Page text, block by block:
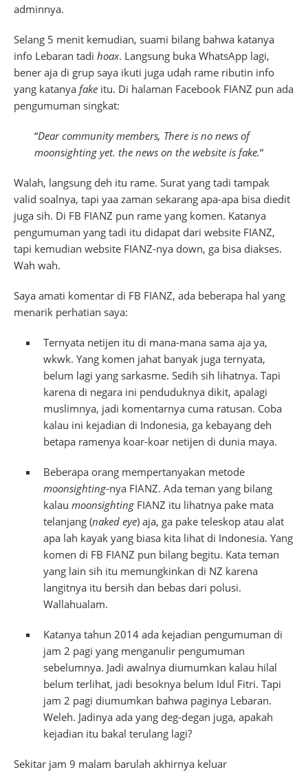
adminnya.
Selang 5 menit kemudian, suami bilang bahwa katanya
info Lebaran tadi hoax. Langsung buka WhatsApp lagi,
bener aja di grup saya ikuti juga udah rame ributin info
yang katanya fake itu. Di halaman Facebook FIANZ pun ada
pengumuman singkat:
“Dear community members, There is no news of
moonsighting yet. the news on the website is fake.“
Walah, langsung deh itu rame. Surat yang tadi tampak
valid soalnya, tapi yaa zaman sekarang apa-apa bisa diedit
juga sih. Di FB FIANZ pun rame yang komen. Katanya
pengumuman yang tadi itu didapat dari website FIANZ,
tapi kemudian website FIANZ-nya down, ga bisa diakses.
Wah wah.
Saya amati komentar di FB FIANZ, ada beberapa hal yang
menarik perhatian saya:
Ternyata netijen itu di mana-mana sama aja ya,
wkwk. Yang komen jahat banyak juga ternyata,
belum lagi yang sarkasme. Sedih sih lihatnya. Tapi
karena di negara ini penduduknya dikit, apalagi
muslimnya, jadi komentarnya cuma ratusan. Coba
kalau ini kejadian di Indonesia, ga kebayang deh
betapa ramenya koar-koar netijen di dunia maya.
Beberapa orang mempertanyakan metode
moonsighting-nya FIANZ. Ada teman yang bilang
kalau moonsighting FIANZ itu lihatnya pake mata
telanjang (naked eye) aja, ga pake teleskop atau alat
apa lah kayak yang biasa kita lihat di Indonesia. Yang
komen di FB FIANZ pun bilang begitu. Kata teman
yang lain sih itu memungkinkan di NZ karena
langitnya itu bersih dan bebas dari polusi.
Wallahualam.
Katanya tahun 2014 ada kejadian pengumuman di
jam 2 pagi yang menganulir pengumuman
sebelumnya. Jadi awalnya diumumkan kalau hilal
belum terlihat, jadi besoknya belum Idul Fitri. Tapi
jam 2 pagi diumumkan bahwa paginya Lebaran.
Weleh. Jadinya ada yang deg-degan juga, apakah
kejadian itu bakal terulang lagi?
Sekitar jam 9 malam barulah akhirnya keluar